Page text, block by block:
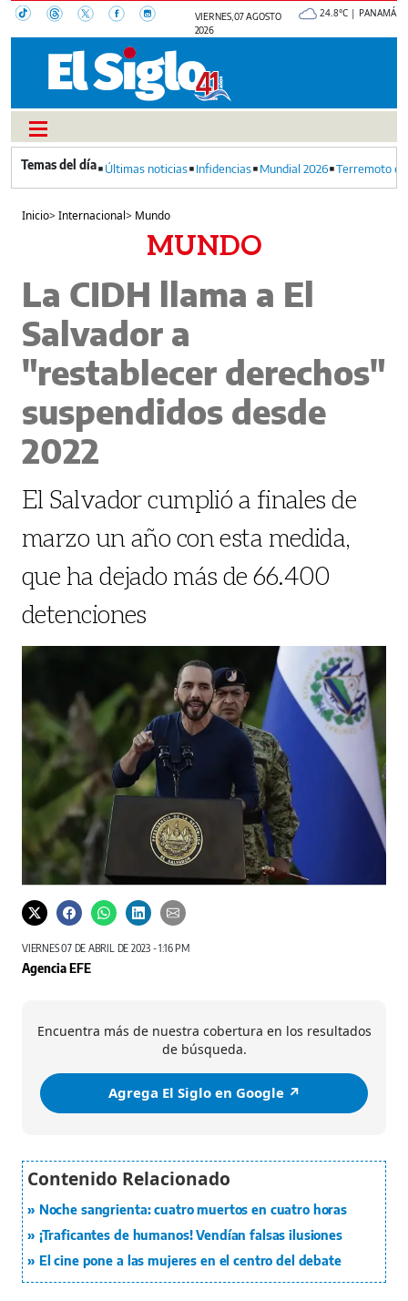
VIERNES, 07 AGOSTO
2026
24.8°C | PANAMÁ
Últimas noticias Infidencias Mundial 2026 Terremoto
Inicio>Internacional> Mundo
MUNDO
La CIDH llama a El
Salvador a
"restablecer derechos"
suspendidos desde
2022
El Salvador cumplió a finales de
marzo un año con esta medida,
que ha dejado más de 66.400
detenciones
VIERNES 07 DE ABRIL DE 2023 - 1:16 PM
Agencia EFE
Encuentra más de nuestra cobertura en los resultados
de búsqueda.
Agrega El Siglo en Google ↗️
Noche sangrienta: cuatro muertos en cuatro horas
¡Traficantes de humanos! Vendían falsas ilusiones
El cine pone a las mujeres en el centro del debate